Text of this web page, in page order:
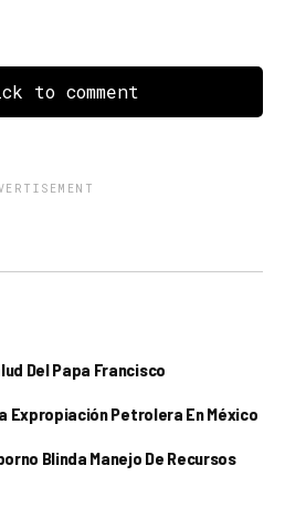
to comment
Del Papa Francisco
Expropiación Petrolera En México
Blinda Manejo De Recursos